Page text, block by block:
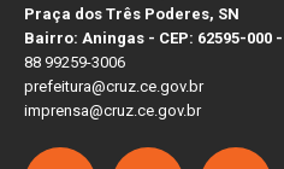
Praça dos Três Poderes, SN
Bairro: Aningas - CEP: 62595-000
88 99259-3006
prefeitura@cruz.ce.gov.br
imprensa@cruz.ce.gov.br